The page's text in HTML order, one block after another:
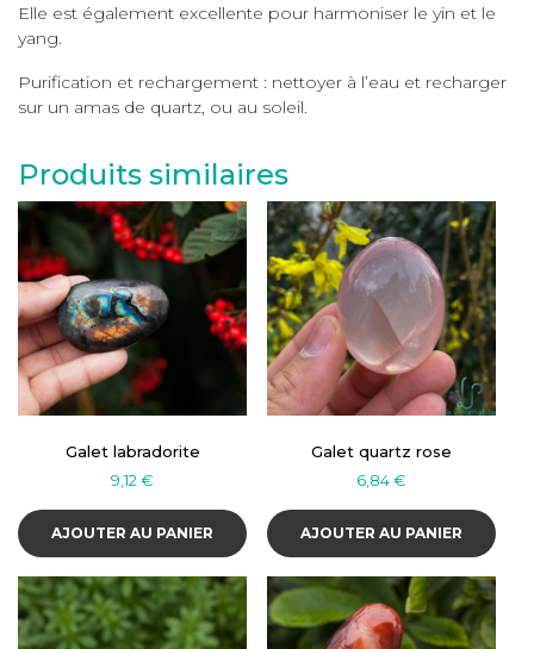
Elle est également excellente pour harmoniser le yin et le
yang.
Purification et rechargement : nettoyer à l’eau et recharger
sur un amas de quartz, ou au soleil.
Produits similaires
Galet labradorite
9,12€
AJOUTER AU PANIER
Galet quartz rose
6,84€
AJOUTER AU PANIER